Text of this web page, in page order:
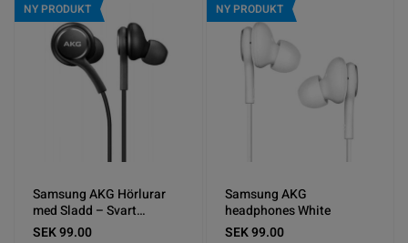
NY PRODUKT
Samsung AKG Hörlurar
med Sladd – Svart
(Bulkförpackning)
SEK 99.00
NY PRODUKT
Samsung AKG
headphones White
SEK 99.00